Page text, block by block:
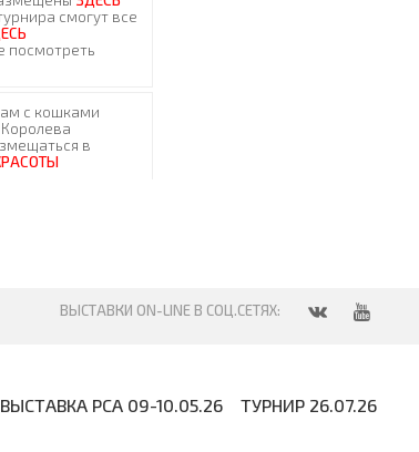
ВЫСТАВКА PCA 09-10.05.26 ТУРНИР 26.07.26